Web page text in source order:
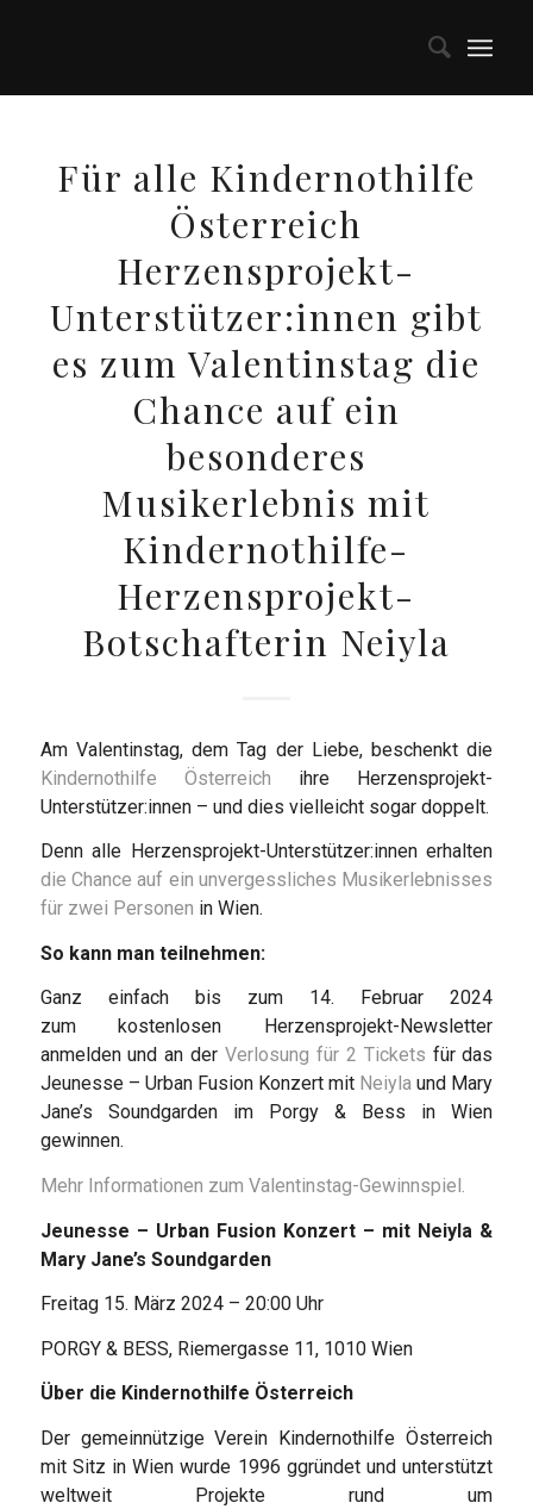
Für alle Kindernothilfe
Österreich
Herzensprojekt-
Unterstützer:innen gibt
es zum Valentinstag die
Chance auf ein
besonderes
Musikerlebnis mit
Kindernothilfe-
Herzensprojekt-
Botschafterin Neiyla
Am Valentinstag, dem Tag der Liebe, beschenkt die
Kindernothilfe Österreich ihre Herzensprojekt-
Unterstützer:innen – und dies vielleicht sogar doppelt.
Denn alle Herzensprojekt-Unterstützer:innen erhalten
die Chance auf ein unvergessliches Musikerlebnisses
für zwei Personen in Wien.
So kann man teilnehmen:
Ganz einfach bis zum 14. Februar 2024
zum kostenlosen Herzensprojekt-Newsletter
anmelden und an derVerlosung für 2 Tickets für das
Jeunesse – Urban Fusion Konzert mit Neiyla und Mary
Jane’s Soundgarden im Porgy & Bess in Wien
gewinnen.
Mehr Informationen zum Valentinstag-Gewinnspiel.
Jeunesse – Urban Fusion Konzert – mit Neiyla &
Mary Jane’s Soundgarden
Freitag 15. März 2024 – 20:00 Uhr
PORGY & BESS, Riemergasse 11, 1010 Wien
Über die Kindernothilfe Österreich
Der gemeinnützige Verein Kindernothilfe Österreich
mit Sitz in Wien wurde 1996 ggründet und unterstützt
weltweit Projekte rund um